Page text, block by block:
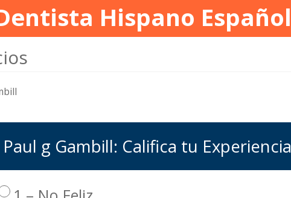
Hispano Español
Paul g Gambill: Califica tu Experiencia